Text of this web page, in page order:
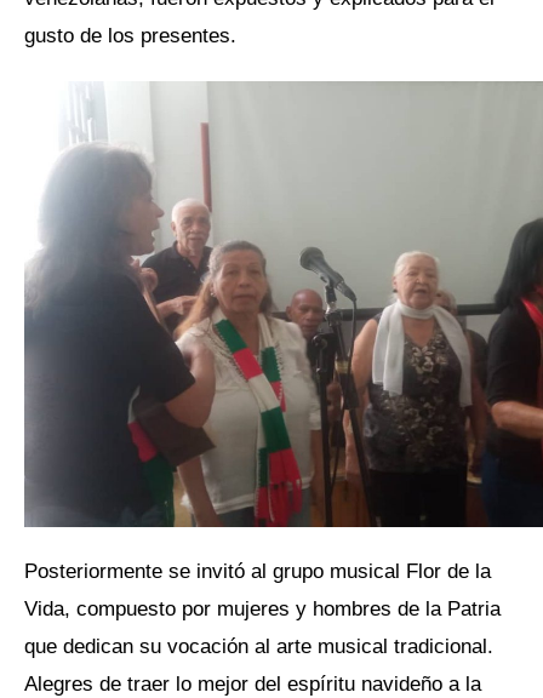
gusto de los presentes.
Posteriormente se invitó al grupo musical Flor de la
Vida, compuesto por mujeres y hombres de la Patria
que dedican su vocación al arte musical tradicional.
Alegres de traer lo mejor del espíritu navideño a la